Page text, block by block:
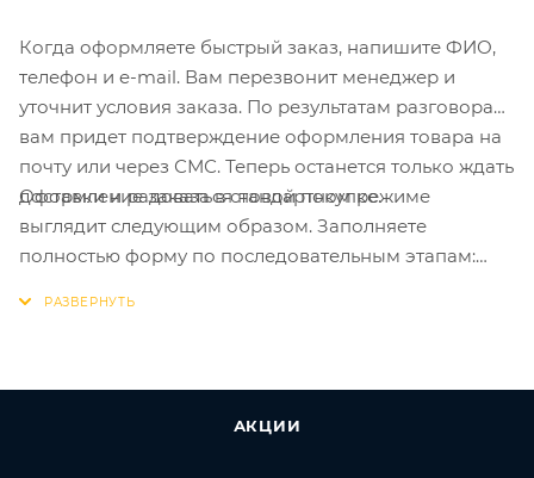
Когда оформляете быстрый заказ, напишите ФИО,
телефон и e-mail. Вам перезвонит менеджер и
уточнит условия заказа. По результатам разговора
вам придет подтверждение оформления товара на
почту или через СМС. Теперь останется только ждать
доставки и радоваться новой покупке.
Оформление заказа в стандартном режиме
выглядит следующим образом. Заполняете
полностью форму по последовательным этапам:
АКЦИИ